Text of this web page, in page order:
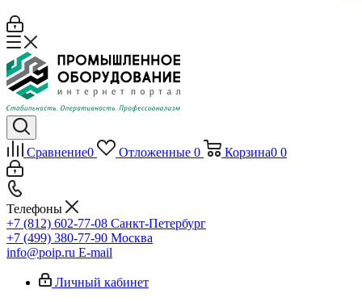
Сравнение0 Отложенные 0 Корзина0 0
Телефоны
+7 (812) 602-77-08 Санкт-Петербург
+7 (499) 380-77-90 Москва
info@poip.ru E-mail
Личный кабинет